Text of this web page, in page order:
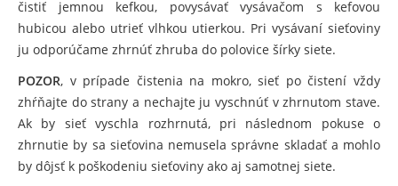
čistiť jemnou kefkou, povysávať vysávačom s kefovou
hubicou alebo utrieť vlhkou utierkou. Pri vysávaní sieťoviny
ju odporúčame zhrnúť zhruba do polovice šírky siete.
POZOR, v prípade čistenia na mokro, sieť po čistení vždy
zhŕňajte do strany a nechajte ju vyschnúť v zhrnutom stave.
Ak by sieť vyschla rozhrnutá, pri následnom pokuse o
zhrnutie by sa sieťovina nemusela správne skladať a mohlo
by dôjsť k poškodeniu sieťoviny ako aj samotnej siete.